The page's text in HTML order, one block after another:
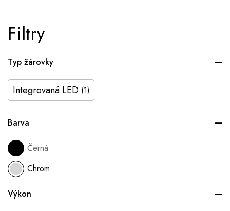
Filtry
Typ žárovky
Integrovaná LED (1)
Barva
Černá
Chrom
Výkon